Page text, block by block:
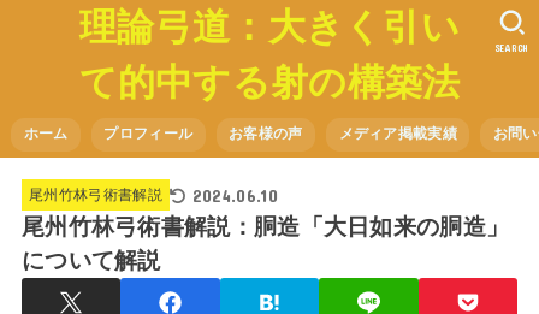
理論弓道：大きく引い
て的中する射の構築法
ホーム プロフィール お客様の声 メディア掲載実績 お問
SEARCH
尾州竹林弓術書解説 2024.06.10
尾州竹林弓術書解説：胴造「大日如来の胴造」
について解説